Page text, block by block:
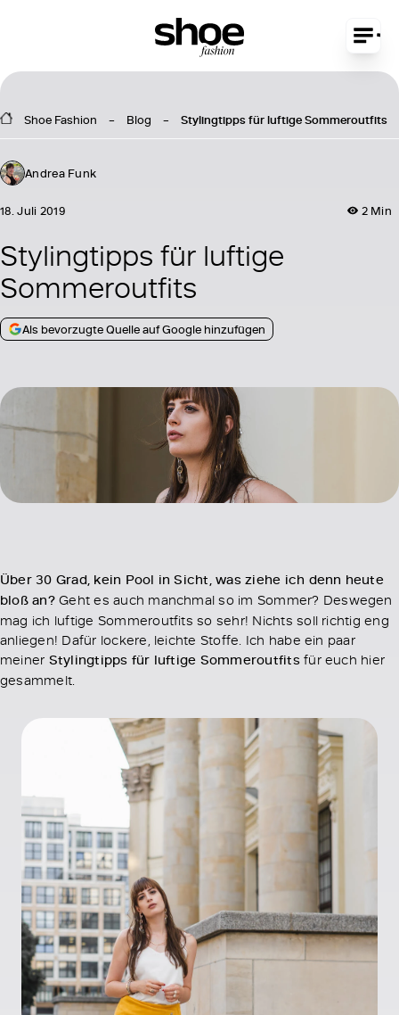
Shoe Fashion Blog Stylingtipps für luftige Sommeroutfits
Andrea Funk
2 Min
18. Juli 2019
Stylingtipps für luftige
Sommeroutfits
Als bevorzugte Quelle auf Google hinzufügen
Über 30 Grad, kein Pool in Sicht, was ziehe ich denn heute
bloß an?Geht es auch manchmal so im Sommer? Deswegen
mag ich luftige Sommeroutfits so sehr! Nichts soll richtig eng
anliegen! Dafür lockere, leichte Stoffe. Ich habe ein paar
meiner Stylingtipps für luftige Sommeroutfitsfür euch hier
gesammelt.